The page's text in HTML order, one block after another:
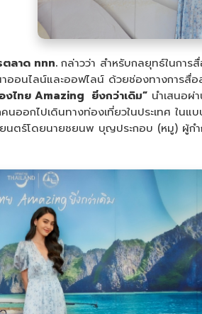
ตลาด ททท. กล่าวว่า สำหรับกลยุทธ์ในกา
นไลน์และออฟไลน์ ด้วยช่องทางการสื่
งไทย Amazing ยิ่งกว่าเดิม” นำเสนอผ่
นออกไปเดินทางท่องเที่ยวในประเทศ
ตร์โดยนายชยนพ บุญประกอบ (หมู) ผู้กำ